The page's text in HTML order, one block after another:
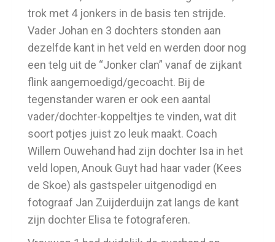
trok met 4 jonkers in de basis ten strijde.
Vader Johan en 3 dochters stonden aan
dezelfde kant in het veld en werden door nog
een telg uit de “Jonker clan” vanaf de zijkant
flink aangemoedigd/gecoacht. Bij de
tegenstander waren er ook een aantal
vader/dochter-koppeltjes te vinden, wat dit
soort potjes juist zo leuk maakt. Coach
Willem Ouwehand had zijn dochter Isa in het
veld lopen, Anouk Guyt had haar vader (Kees
de Skoe) als gastspeler uitgenodigd en
fotograaf Jan Zuijderduijn zat langs de kant
zijn dochter Elisa te fotograferen.